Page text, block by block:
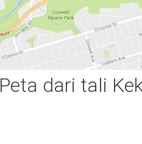
Peta dari tali